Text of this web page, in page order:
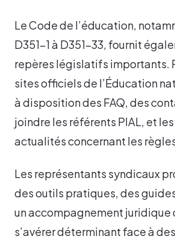
Le Code de l’éducation,
D351-1 à D351-33, fournit
repères législatifs importants.
sites officiels de l’Éducation
à disposition des FAQ, des
joindre les référents PIAL, et
actualités concernant les
Les représentants syndicaux
des outils pratiques, des
un accompagnement juridique
s’avérer déterminant face à